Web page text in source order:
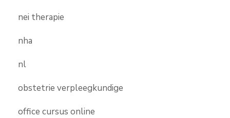
nei therapie
nha
nl
obstetrie verpleegkundige
office cursus online